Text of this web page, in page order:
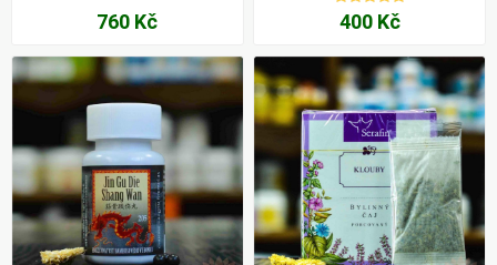
760 Kč 400 Kč